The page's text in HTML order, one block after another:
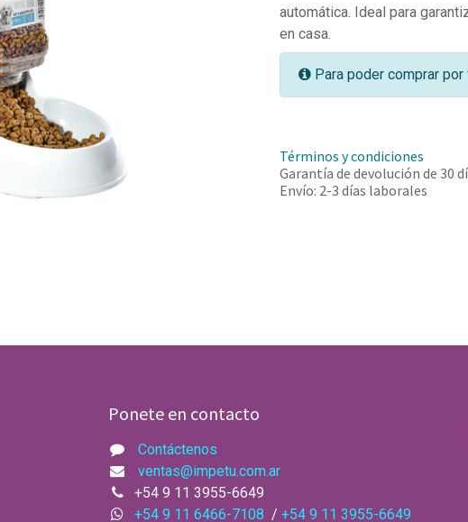
automática. Ideal para
en casa.
Para poder comprar
Términos y condiciones
Garantía de devolución de 30
Envío: 2-3 días laborales
Ponete en contacto
Contáctenos
ventas@impetu.com.ar​
+54 9 11 3955-6649
+54 9 11 6466-7108 / +54 9 11 3955-6649